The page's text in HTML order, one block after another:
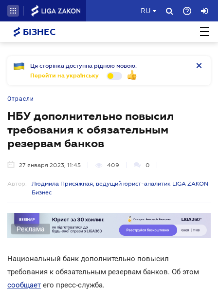
RU
БІЗНЕС
Ця сторінка доступна рідною мовою.
Перейти на українську
Отрасли
НБУ дополнительно повысил
требования к обязательным
резервам банков
27 января 2023, 11:45 409 0
Автор:
Людмила Присяжная, ведущий юрист-аналитик LIGA ZAKON
Бизнес
Реклама
Национальный банк дополнительно повысил
требования к обязательным резервам банков. Об этом
сообщает его пресс-служба.